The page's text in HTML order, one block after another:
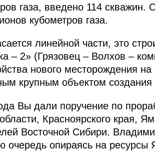
газа, введено 114
кубометров газа.
линейной части, это
– 2» (Грязовец – Волхов –
нового месторождения
крупным объектом
Вы дали поручение по
Красноярского края,
Восточной Сибири.
очередь опираясь на